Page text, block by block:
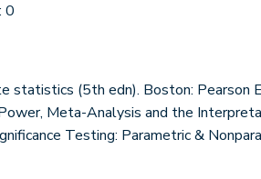
0
statistics (5th edn). Boston:
Meta-Analysis and the
Testing: Parametric &